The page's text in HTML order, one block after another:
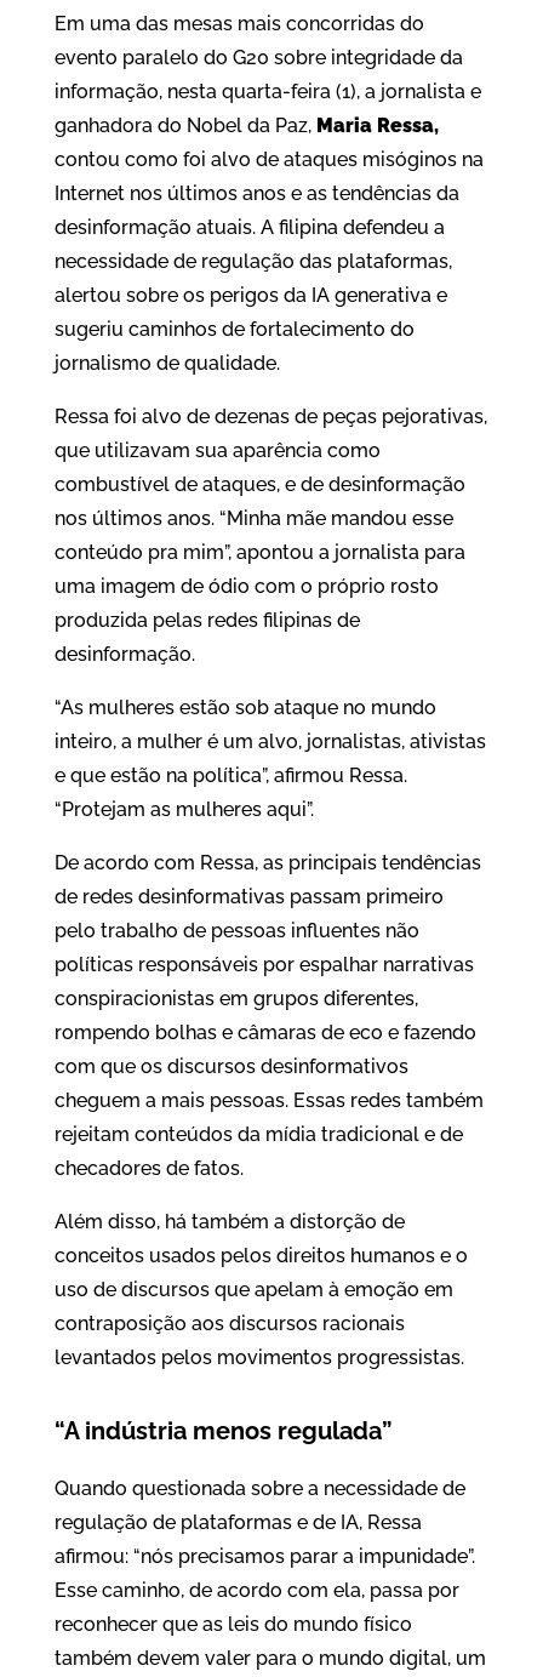
Em uma das mesas mais concorridas do
evento paralelo do G20 sobre integridade da
informação, nesta quarta-feira (1), a jornalista e
ganhadora do Nobel da Paz,Maria Ressa,
contou como foi alvo de ataques misóginos na
Internet nos últimos anos e as tendências da
desinformação atuais. A filipina defendeu a
necessidade de regulação das plataformas,
alertou sobre os perigos da IA generativa e
sugeriu caminhos de fortalecimento do
jornalismo de qualidade.
Ressa foi alvo de dezenas de peças pejorativas,
que utilizavam sua aparência como
combustível de ataques, e de desinformação
nos últimos anos. “Minha mãe mandou esse
conteúdo pra mim”, apontou a jornalista para
uma imagem de ódio com o próprio rosto
produzida pelas redes filipinas de
desinformação.
“As mulheres estão sob ataque no mundo
inteiro, a mulher é um alvo, jornalistas, ativistas
e que estão na política”, afirmou Ressa.
“Protejam as mulheres aqui”.
De acordo com Ressa, as principais tendências
de redes desinformativas passam primeiro
pelo trabalho de pessoas influentes não
políticas responsáveis por espalhar narrativas
conspiracionistas em grupos diferentes,
rompendo bolhas e câmaras de eco e fazendo
com que os discursos desinformativos
cheguem a mais pessoas. Essas redes também
rejeitam conteúdos da mídia tradicional e de
checadores de fatos.
Além disso, há também a distorção de
conceitos usados pelos direitos humanos e o
uso de discursos que apelam à emoção em
contraposição aos discursos racionais
levantados pelos movimentos progressistas.
“A indústria menos regulada”
Quando questionada sobre a necessidade de
regulação de plataformas e de IA, Ressa
afirmou: “nós precisamos parar a impunidade”.
Esse caminho, de acordo com ela, passa por
reconhecer que as leis do mundo físico
também devem valer para o mundo digital, um